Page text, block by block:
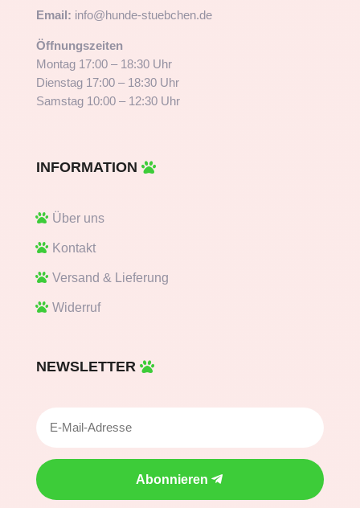
Email: info@hunde-stuebchen.de
Öffnungszeiten
Montag 17:00 – 18:30 Uhr
Dienstag 17:00 – 18:30 Uhr
Samstag 10:00 – 12:30 Uhr
INFORMATION
Über uns
Kontakt
Versand & Lieferung
Widerruf
NEWSLETTER
Abonnieren